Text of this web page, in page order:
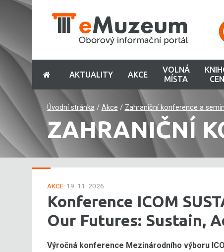
AKTUALITY AKCE
VOLNÁ
MÍSTA
Úvodní stránka/ Akce / Zahraniční konference a
ZAHRANIČNÍ
AKCE: 19. 11. 2026
Konference ICOM
Our Futures: Sustain,
Výročná konference Mezinárodního výboru